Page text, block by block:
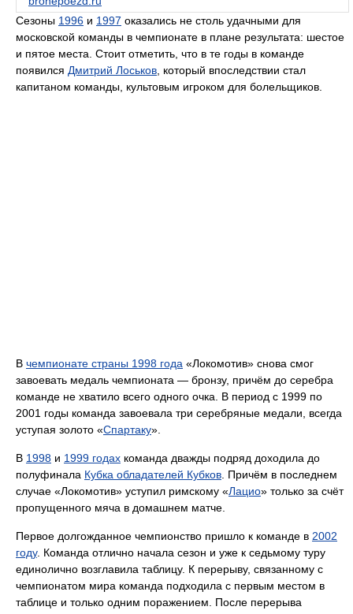
Сезоны 1996 и 1997 оказались не столь удачными для
московской команды в чемпионате в плане результата: шестое
и пятое места. Стоит отметить, что в те годы в команде
появился Дмитрий Лоськов , который впоследствии стал
капитаном команды, культовым игроком для болельщиков.
В чемпионате страны 1998 года «Локомотив» снова смог
завоевать медаль чемпионата — бронзу, причём до серебра
команде не хватило всего одного очка. В период с 1999 по
2001 годы команда завоевала три серебряные медали, всегда
уступая золото «Спартаку».
В 1998 и 1999 годах команда дважды подряд доходила до
полуфинала Кубка обладателей Кубков . Причём в последнем
случае «Локомотив» уступил римскому «Лацио» только за счёт
пропущенного мяча в домашнем матче.
Первое долгожданное чемпионство пришло к команде в 2002
году. Команда отлично начала сезон и уже к седьмому туру
единолично возглавила таблицу. К перерыву, связанному с
чемпионатом мира команда подходила с первым местом в
таблице и только одним поражением. После перерыва